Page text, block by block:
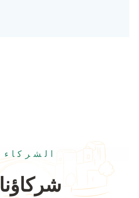
الشركاء
شركاؤنا